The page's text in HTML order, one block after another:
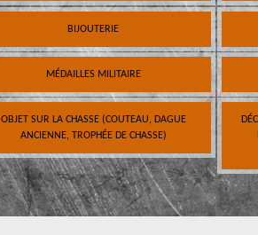
BIJOUTERIE
MÉDAILLES MILITAIRE
OBJET SUR LA CHASSE (COUTEAU, DAGUE
ANCIENNE, TROPHÉE DE CHASSE)